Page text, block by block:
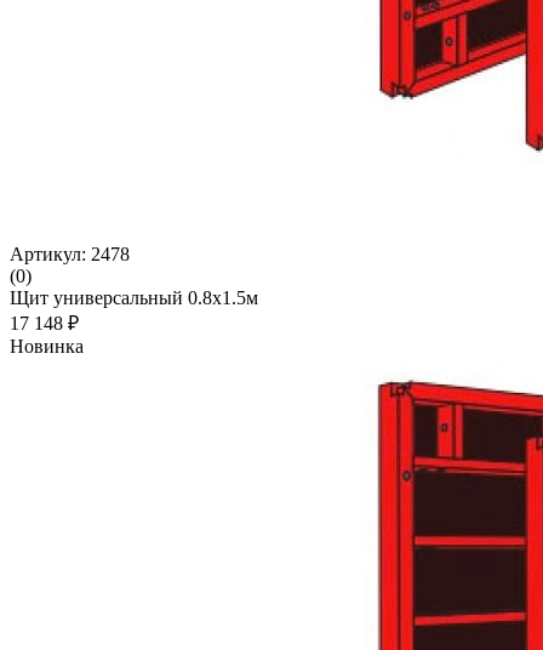
Артикул: 2478
(0)
Щит универсальный 0.8x1.5м
17 148 ₽
Новинка